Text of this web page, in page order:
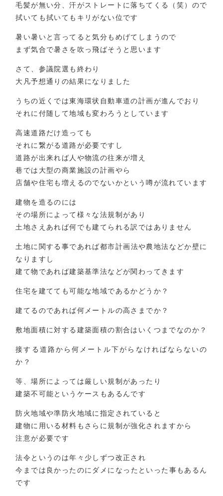
毛髪が無い分、汗がストレートに落ちてくる（笑）ので
拭いても拭いてもキリがない位です
暑い暑いと言ってると気分もめげてしまうので
まず気合で暑さを吹っ飛ばそうと思います
さて、参議院選も終わり
大凡予想通りの結果になりました
うちの近くでは東海環状自動車道の計画が進んでおり
それに付随して地域も変わろうとしています
高速道路だけ造っても
それに繋がる道路が必要ですし
道路が出来れば人や物流の往来が増え
巷では大型の商業施設の計画やら
店舗や住宅も増えるのでないかという噂が流れています
建物を造るのには
その場所によって様々な法規制があり
土地さえあれば何でも建てられる訳ではありません
土地に関する事であれば都市計画法や農地法などか壁に
なりますし
建て物であれば建築基準法などが関わってきます
住宅を建てても可能な地域であるかどうか？
建てるのであれば何メートルの高さまでか？
敷地面積に対する建築面積の割合はいくつまでなのか？
接する道路から何メートル下がらなければならないの
か？
等、場所によっては厳しい規制があったり
建築不可能というケースもあるんです
防火地域や準防火地域に指定されていると
建物に用いる材料もさらに規制が強化されますから
注意が必要です
法令というのは年々少しずつ改正され
今までは良かったのにダメになったといった事もあるん
です